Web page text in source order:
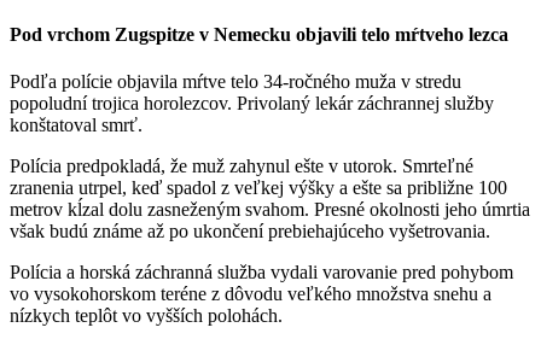
Pod vrchom Zugspitze v Nemecku objavili telo mŕtveho lezca
Podľa polície objavila mŕtve telo 34-ročného muža v stredu
popoludní trojica horolezcov. Privolaný lekár záchrannej služby
konštatoval smrť.
Polícia predpokladá, že muž zahynul ešte v utorok. Smrteľné
zranenia utrpel, keď spadol z veľkej výšky a ešte sa približne 100
metrov kĺzal dolu zasneženým svahom. Presné okolnosti jeho úmrtia
však budú známe až po ukončení prebiehajúceho vyšetrovania.
Polícia a horská záchranná služba vydali varovanie pred pohybom
vo vysokohorskom teréne z dôvodu veľkého množstva snehu a
nízkych teplôt vo vyšších polohách.